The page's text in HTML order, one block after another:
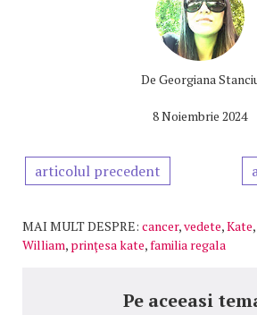
De Georgiana
8 Noiembrie 2024
articolul precedent
MAI MULT DESPRE: cancer,vedete,Kate,
William, prinţesa kate,familia regala
Pe aceeasi